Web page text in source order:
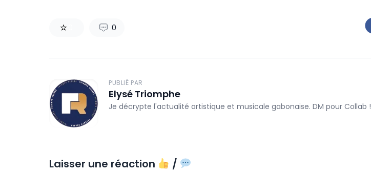
0
PUBLIÉ PAR
Elysé Triomphe
Je décrypte l'actualité artistique et musicale gabonaise. DM pour Collab !
Laisser une réaction /